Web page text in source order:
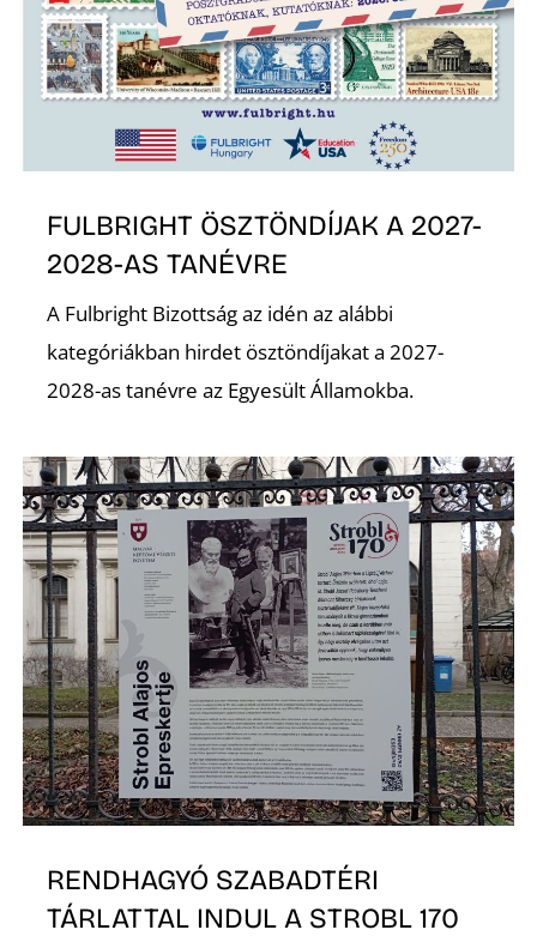
FULBRIGHT ÖSZTÖNDÍJAK A 2027-
2028-AS TANÉVRE
A Fulbright Bizottság az idén az alábbi
kategóriákban hirdet ösztöndíjakat a 2027-
2028-as tanévre az Egyesült Államokba.
RENDHAGYÓ SZABADTÉRI
TÁRLATTAL INDUL A STROBL 170